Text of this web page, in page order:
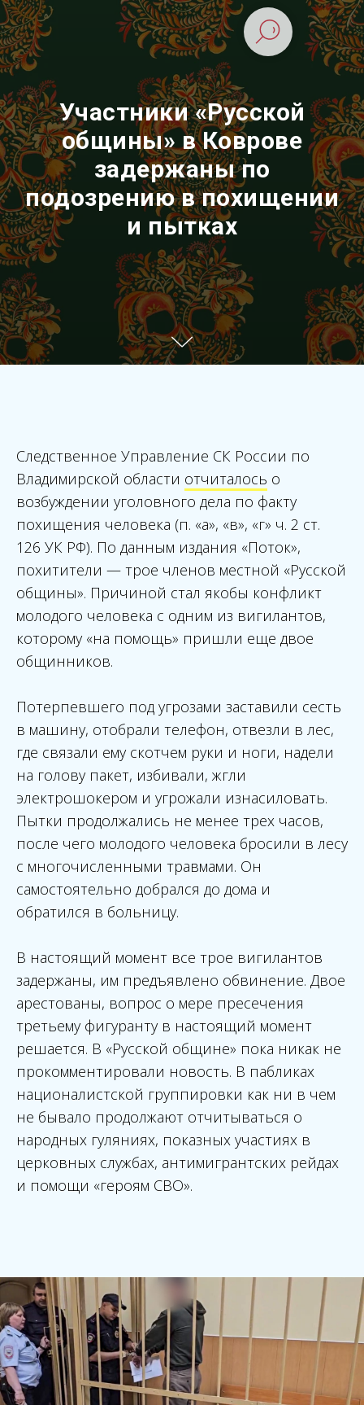
Участники «Русской
общины» в Коврове
задержаны по
подозрению в похищении
и пытках
Следственное Управление СК России по
Владимирской области отчиталось о
возбуждении уголовного дела по факту
похищения человека (п. «а», «в», «г» ч. 2 ст.
126 УК РФ). По данным издания «Поток»,
похитители — трое членов местной «Русской
общины». Причиной стал якобы конфликт
молодого человека с одним из вигилантов,
которому «на помощь» пришли еще двое
общинников.
Потерпевшего под угрозами заставили сесть
в машину, отобрали телефон, отвезли в лес,
где связали ему скотчем руки и ноги, надели
на голову пакет, избивали, жгли
электрошокером и угрожали изнасиловать.
Пытки продолжались не менее трех часов,
после чего молодого человека бросили в лесу
с многочисленными травмами. Он
самостоятельно добрался до дома и
обратился в больницу.
В настоящий момент все трое вигилантов
задержаны, им предъявлено обвинение. Двое
арестованы, вопрос о мере пресечения
третьему фигуранту в настоящий момент
решается. В «Русской общине» пока никак не
прокомментировали новость. В пабликах
националистской группировки как ни в чем
не бывало продолжают отчитываться о
народных гуляниях, показных участиях в
церковных службах, антимигрантских рейдах
и помощи «героям СВО».